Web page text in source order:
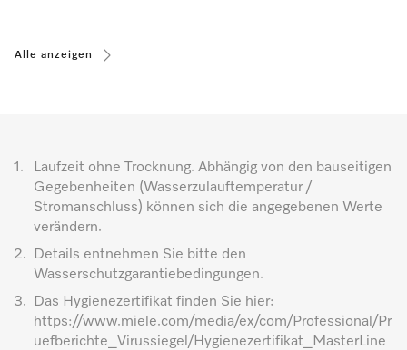
Alle anzeigen
1.
Laufzeit ohne Trocknung. Abhängig von den bauseitigen
Gegebenheiten (Wasserzulauftemperatur /
Stromanschluss) können sich die angegebenen Werte
verändern.
2.
Details entnehmen Sie bitte den
Wasserschutzgarantiebedingungen.
3.
Das Hygienezertifikat finden Sie hier:
https://www.miele.com/media/ex/com/Professional/Pr
uefberichte_Virussiegel/Hygienezertifikat_MasterLine